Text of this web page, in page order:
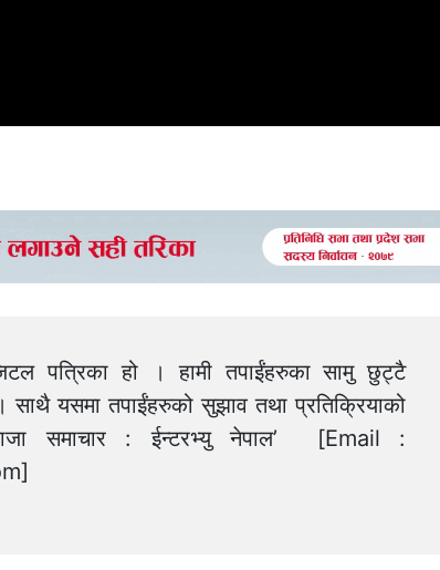
पत्रिका हो । हामी तपाईंहरुका सामु छुट्टै
साथै यसमा तपाईंहरुको सुझाव तथा प्रतिक्रियाको
समाचार : ईन्टरभ्यु नेपाल’ [Email :
]